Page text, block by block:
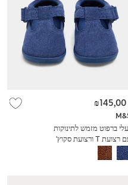
ברפוט מזמש לתינוקות
עם רצועת T ורצועת סקוץ'
₪145,00